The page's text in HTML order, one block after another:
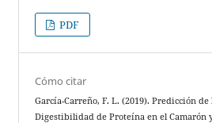
PDF
Cómo citar
García-Carreño, F. L. (2019). Predicción de
Digestibilidad de Proteína en el Camarón